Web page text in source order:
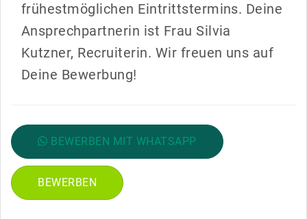
frühestmöglichen Eintrittstermins. Deine
Ansprechpartnerin ist Frau Silvia
Kutzner, Recruiterin. Wir freuen uns auf
Deine Bewerbung!
BEWERBEN MIT WHATSAPP
BEWERBEN